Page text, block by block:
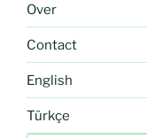
Over
Contact
English
Türkçe